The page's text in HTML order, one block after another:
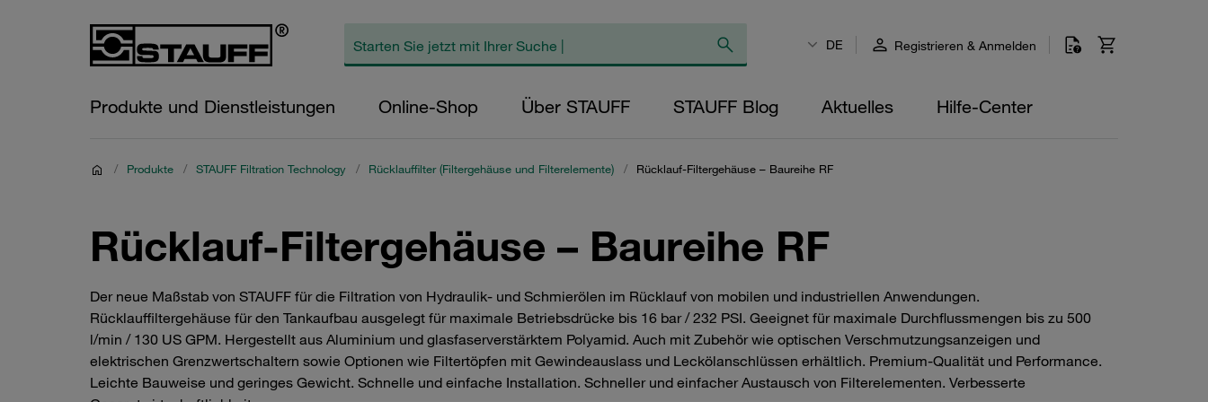
DE Registrieren & Anmelden
Produkte und Dienstleistungen Online-Shop Über STAUFF STAUFF Blog Aktuelles Hilfe-Center
/ Produkte / STAUFF Filtration Technology / Rücklauffilter (Filtergehäuse und Filterelemente) / Rücklauf-Filtergehäuse – Baureihe RF
Rücklauf-Filtergehäuse – Baureihe RF
Der neue Maßstab von STAUFF für die Filtration von Hydraulik- und Schmierölen im Rücklauf von mobilen und industriellen Anwendungen.
Rücklauffiltergehäuse für den Tankaufbau ausgelegt für maximale Betriebsdrücke bis 16 bar / 232 PSI. Geeignet für maximale Durchflussmengen bis zu 500
l/min / 130 US GPM. Hergestellt aus Aluminium und glasfaserverstärktem Polyamid. Auch mit Zubehör wie optischen Verschmutzungsanzeigen und
elektrischen Grenzwertschaltern sowie Optionen wie Filtertöpfen mit Gewindeauslass und Leckölanschlüssen erhältlich. Premium-Qualität und Performance.
Leichte Bauweise und geringes Gewicht. Schnelle und einfache Installation. Schneller und einfacher Austausch von Filterelementen. Verbesserte